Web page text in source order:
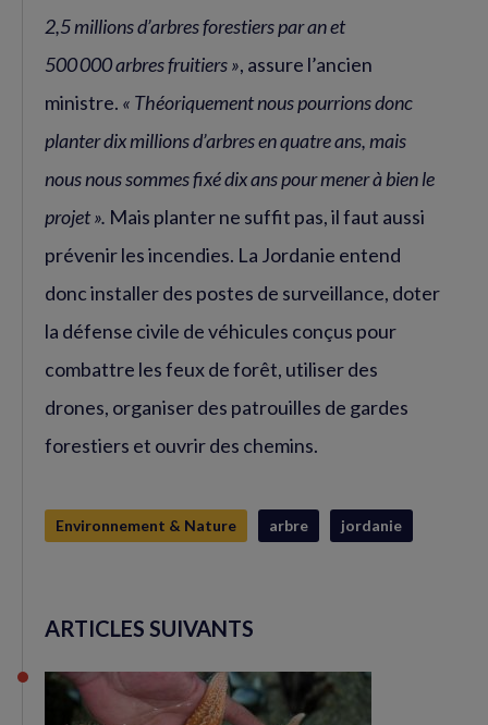
2,5 millions d’arbres forestiers par an et
500 000 arbres fruitiers », assure l’ancien
ministre. « Théoriquement nous pourrions donc
planter dix millions d’arbres en quatre ans, mais
nous nous sommes fixé dix ans pour mener à bien le
projet ». Mais planter ne suffit pas, il faut aussi
prévenir les incendies. La Jordanie entend
donc installer des postes de surveillance, doter
la défense civile de véhicules conçus pour
combattre les feux de forêt, utiliser des
drones, organiser des patrouilles de gardes
forestiers et ouvrir des chemins.
Environnement & Nature arbre jordanie
ARTICLES SUIVANTS